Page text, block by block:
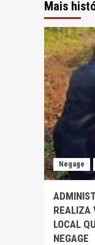
Mais
Negage
REALIZA
LOCAL
NEGAGE